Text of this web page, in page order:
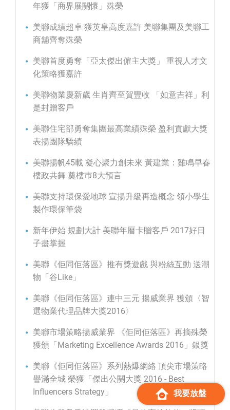
年獲「商界展關懷」殊榮
美聯成績超卓 獲英皇高度嘉許 美聯集團及美聯工
商舖齊奪殊榮
美聯首度勇奪「亞太傑出僱主大獎」 重視人才文
化策略獲嘉許
美聯物業慶新歲 生肖齊至賀豐收 「如意吉祥」利
是封贈客戶
美聯住宅部勇奪集團最高業績殊榮 盈利貢獻大獎
表揚團隊驕績
美聯揚帆45載 凝心聚力創未來 黃建業：雞鳴早春
樓政共舞 奠樓巿8大預言
美聯支持環保愛地球 宣揚升級再造概念 領小學生
製作環保筆袋
新年伊始 規劃大計 美聯年曆卡贈客戶 2017好日
子盡掌握
美聯《佢同佢落區》推有獎遊戲 與粉絲互動 送潮
物「谷Like」
美聯《佢同佢落區》連中三元 揚威業界 獲頒〈智
選物業代理品牌大獎2016〉
美聯市場策略揚威業界 《佢同佢落區》再摘殊榮
獲頒「Marketing Excellence Awards 2016」銀獎
美聯《佢同佢落區》系列熱爆網絡 頂尖市場策略
譽滿全城 榮獲「傑出公關大獎 2016 - Best
Influencers Strategy」
我要放盤